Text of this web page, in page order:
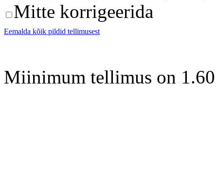
Mitte korrigeerida
Eemalda kõik pildid tellimusest
Miinimum tellimus on